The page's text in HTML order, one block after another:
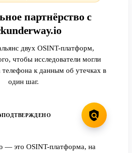
партнёрство с
двух OSINT-платформ,
чтобы исследователи могли
к данным об утечках в
один шаг.
ПОДТВЕРЖДЕНО
— это OSINT-платформа, на